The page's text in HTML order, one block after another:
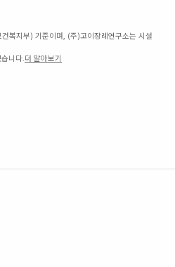
복지부) 기준이며, (주)고이장례연구소는 시설
니다.더 알아보기